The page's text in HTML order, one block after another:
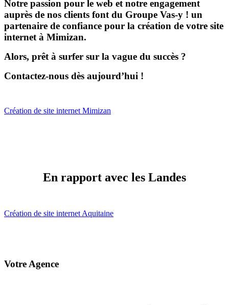
Notre passion pour le web et notre engagement
auprès de nos clients font du Groupe Vas-y ! un
partenaire de confiance pour la création de votre site
internet à Mimizan.
Alors, prêt à surfer sur la vague du succès ?
Contactez-nous dès aujourd’hui !
Création de site internet Mimizan
En rapport avec les Landes
Création de site internet Aquitaine
Votre Agence